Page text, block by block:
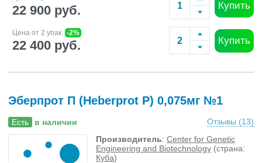
22 900 руб. Купить
Цена от 2 упак. -2%
22 400 руб. Купить
Эберпрот П (Heberprot P) 0,075мг №1
Есть в наличии Отзывы (13)
Производитель: Center for Genetic
Engineering and Biotechnology (страна:
Куба)